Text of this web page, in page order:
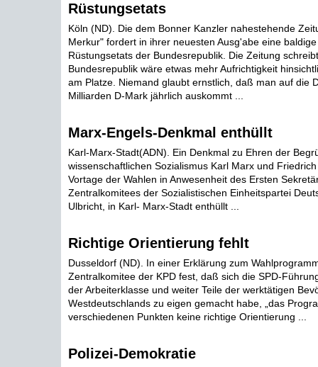
Rüstungsetats
Köln (ND). Die dem Bonner Kanzler nahestehende
Merkur" fordert in ihrer neuesten Ausg'abe eine
Rüstungsetats der Bundesrepublik. Die Zeitung
Bundesrepublik wäre etwas mehr Aufrichtigkeit
am Platze. Niemand glaubt ernstlich, daß man auf die
Milliarden D-Mark jährlich auskommt ...
Marx-Engels-Denkmal enthüllt
Karl-Marx-Stadt(ADN). Ein Denkmal zu Ehren der
wissenschaftlichen Sozialismus Karl Marx und
Vortage der Wahlen in Anwesenheit des Ersten
Zentralkomitees der Sozialistischen Einheitspartei
Ulbricht, in Karl- Marx-Stadt enthüllt ...
Richtige Orientierung fehlt
Dusseldorf (ND). In einer Erklärung zum
Zentralkomitee der KPD fest, daß sich die SPD-
der Arbeiterklasse und weiter Teile der werktätigen
Westdeutschlands zu eigen gemacht habe, „das
verschiedenen Punkten keine richtige Orientierung ...
Polizei-Demokratie